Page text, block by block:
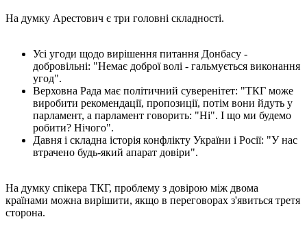
На думку Арестович є три головні складності.
Усі угоди щодо вирішення питання Донбасу -
добровільні: "Немає доброї волі - гальмується виконання
угод".
Верховна Рада має політичний суверенітет: "ТКГ може
виробити рекомендації, пропозиції, потім вони йдуть у
парламент, а парламент говорить: "Ні". І що ми будемо
робити? Нічого".
Давня і складна історія конфлікту України і Росії: "У нас
втрачено будь-який апарат довіри".
На думку спікера ТКГ, проблему з довірою між двома
країнами можна вирішити, якщо в переговорах з'явиться третя
сторона.